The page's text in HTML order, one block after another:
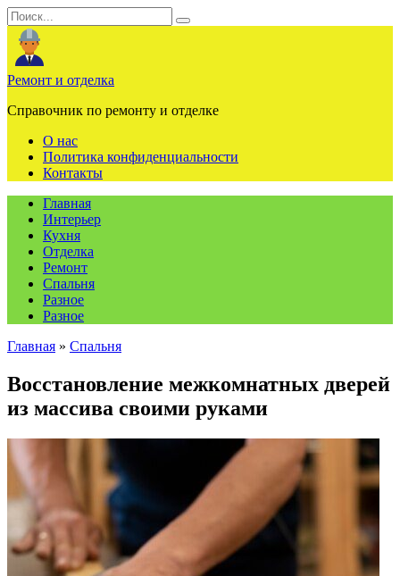
Перейти
к
содержанию
Search
for:
Ремонт и отделка
Справочник по ремонту и отделке
О нас
Политика конфиденциальности
Контакты
Главная
Интерьер
Кухня
Отделка
Ремонт
Спальня
Разное
Разное
Главная » Спальня
Восстановление межкомнатных дверей
из массива своими руками